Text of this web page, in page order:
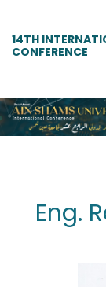
14TH
CONFERENCE
Eng.